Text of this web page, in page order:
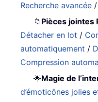
Recherche avancée /
📁 Pièces jointes
Détacher en lot /
automatiquement /
Compression
🌟Magie de
d’émoticônes jolies